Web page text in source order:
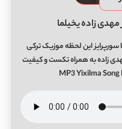
زاده یخیلما
سورپرایز این لحظه موزیک ترکی
مهدی زاده به همراه تکست و کیفیت